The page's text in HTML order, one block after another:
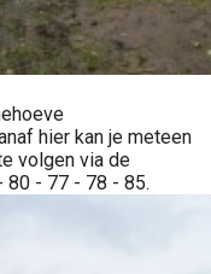
hier kan je meteen
volgen via de
80 - 77 - 78 - 85.